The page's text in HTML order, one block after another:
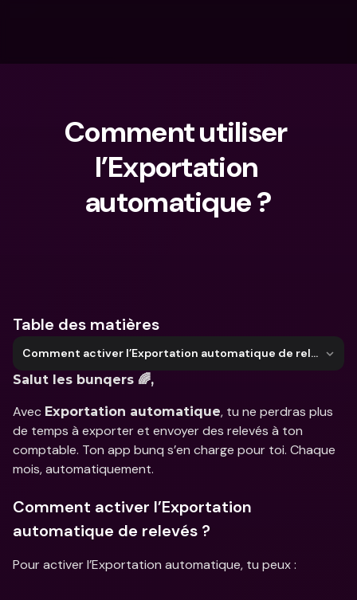
Comment utiliser
l’Exportation
automatique ?
Table des matières
Comment activer l’Exportation automatique de relevés ?
Salut les bunqers 🌈,
Avec Exportation automatique, tu ne perdras plus
de temps à exporter et envoyer des relevés à ton
comptable. Ton app bunq s’en charge pour toi. Chaque
mois, automatiquement.
Comment activer l’Exportation
automatique de relevés ?
Pour activer l’Exportation automatique, tu peux :